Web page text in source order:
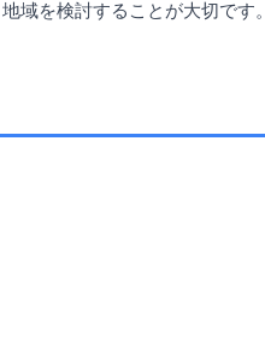
域を検討することが大切です。